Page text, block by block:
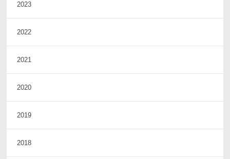
2023
2022
2021
2020
2019
2018